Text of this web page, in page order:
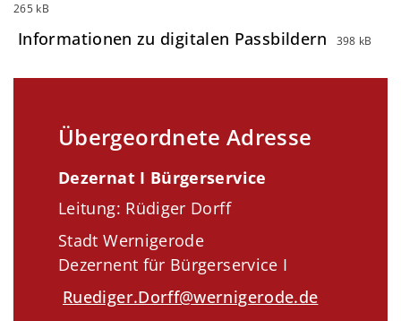
265 kB
Informationen zu digitalen Passbildern 398 kB
Übergeordnete Adresse
Dezernat I Bürgerservice
Leitung: Rüdiger Dorff
Stadt Wernigerode
Dezernent für Bürgerservice I
Ruediger.Dorff@wernigerode.de